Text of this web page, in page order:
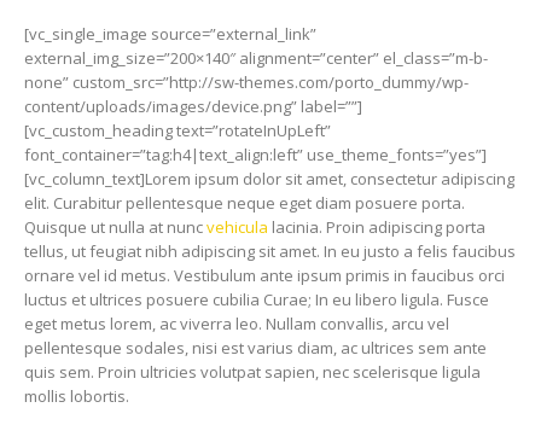
[vc_single_image source=”external_link”
external_img_size=”200×140″ alignment=”center” el_class=”m-b-
none” custom_src=”http://sw-themes.com/porto_dummy/wp-
content/uploads/images/device.png” label=””]
[vc_custom_heading text=”rotateInUpLeft”
font_container=”tag:h4|text_align:left” use_theme_fonts=”yes”]
[vc_column_text]Lorem ipsum dolor sit amet, consectetur adipiscing
elit. Curabitur pellentesque neque eget diam posuere porta.
Quisque ut nulla at nuncvehicula lacinia. Proin adipiscing porta
tellus, ut feugiat nibh adipiscing sit amet. In eu justo a felis faucibus
ornare vel id metus. Vestibulum ante ipsum primis in faucibus orci
luctus et ultrices posuere cubilia Curae; In eu libero ligula. Fusce
eget metus lorem, ac viverra leo. Nullam convallis, arcu vel
pellentesque sodales, nisi est varius diam, ac ultrices sem ante
quis sem. Proin ultricies volutpat sapien, nec scelerisque ligula
mollis lobortis.